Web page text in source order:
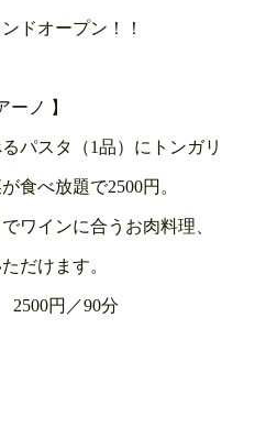
ドオープン！！
ーノ 】
パスタ（1品）にトンガリ
食べ放題で2500円。
ワインに合うお肉料理、
だけます。
円／90分